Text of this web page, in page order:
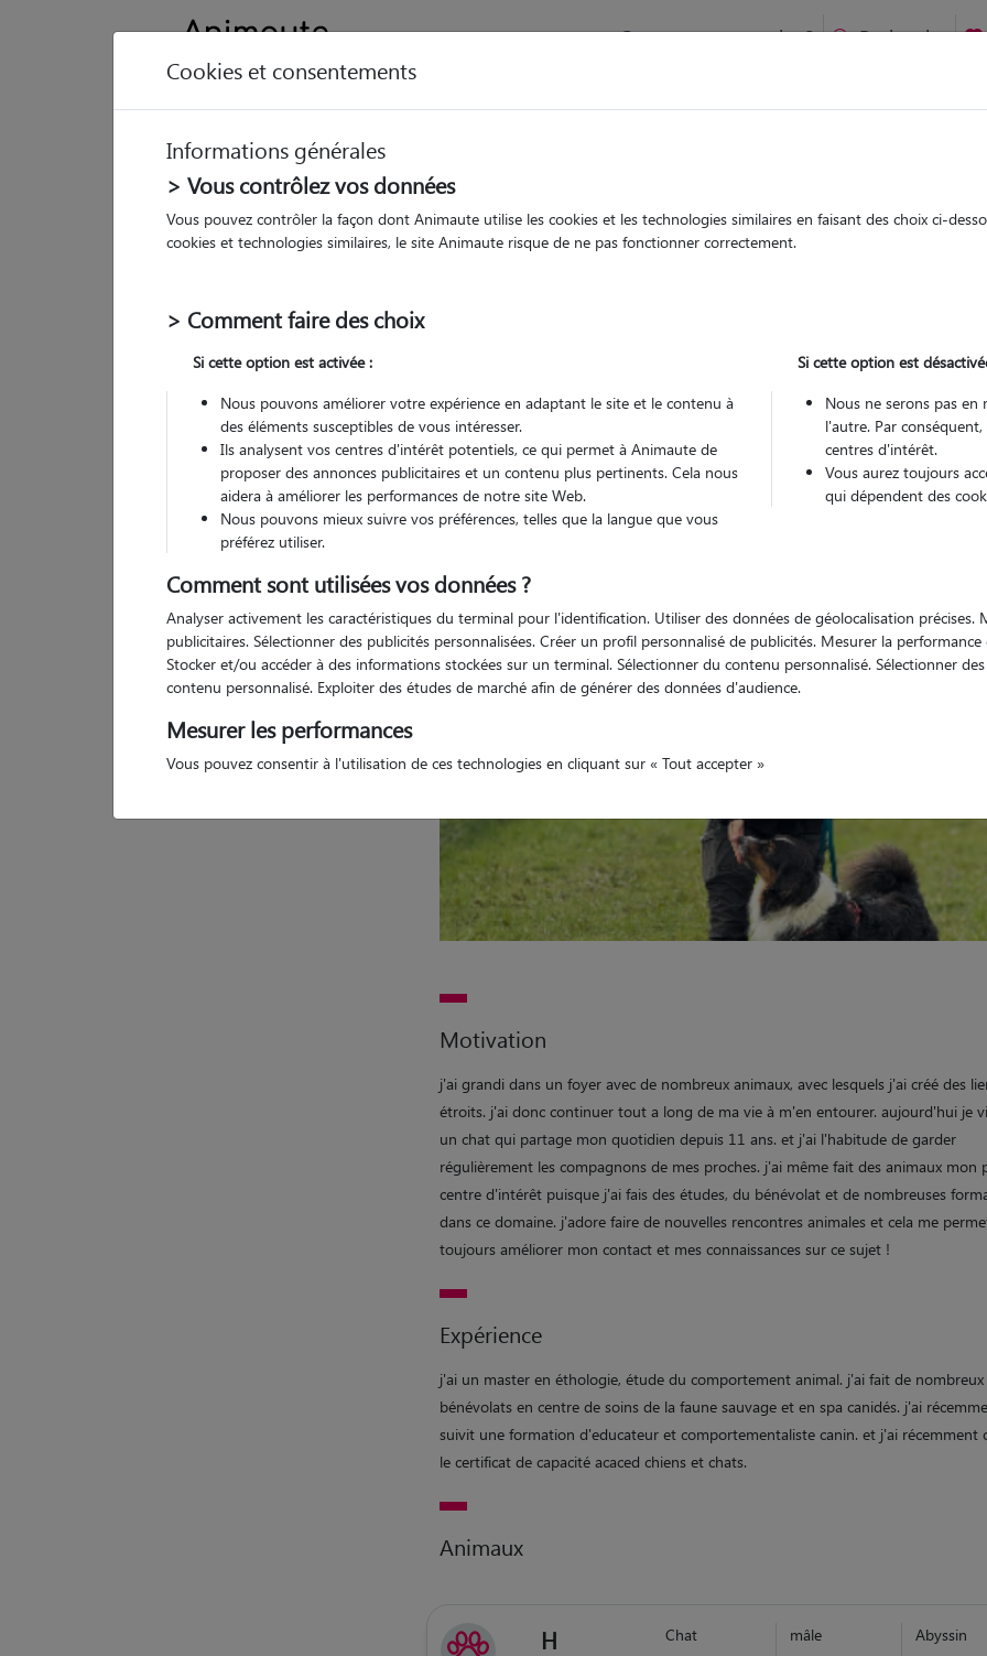
Comment ça marche ? Recherche
Constance
Motivation
j'ai grandi dans un foyer avec de nombreux animaux, avec lesquels j'ai créé des
étroits. j'ai donc continuer tout a long de ma vie à m'en entourer. aujourd'hui je
un chat qui partage mon quotidien depuis 11 ans. et j'ai l'habitude de garder
régulièrement les compagnons de mes proches. j'ai même fait des animaux mon
centre d'intérêt puisque j'ai fais des études, du bénévolat et de nombreuses
dans ce domaine. j'adore faire de nouvelles rencontres animales et cela me
toujours améliorer mon contact et mes connaissances sur ce sujet !
Expérience
j'ai un master en éthologie, étude du comportement animal. j'ai fait de nombreux
bénévolats en centre de soins de la faune sauvage et en spa canidés. j'ai
suivit une formation d'educateur et comportementaliste canin. et j'ai récemment
le certificat de capacité acaced chiens et chats.
Animaux
H Chat mâle Abyssin
Cookies et consentements
Informations générales
> Vous contrôlez vos données
Vous pouvez contrôler la façon dont Animaute utilise les cookies et les technologies similaires en faisant des choix ci-
cookies et technologies similaires, le site Animaute risque de ne pas fonctionner correctement.
> Comment faire des choix
Si cette option est activée :
Nous pouvons améliorer votre expérience en adaptant le site et le contenu à
des éléments susceptibles de vous intéresser.
Ils analysent vos centres d'intérêt potentiels, ce qui permet à Animaute de
proposer des annonces publicitaires et un contenu plus pertinents. Cela nous
aidera à améliorer les performances de notre site Web.
Nous pouvons mieux suivre vos préférences, telles que la langue que vous
préférez utiliser.
Si cette option est
Nous ne serons pas en
l'autre. Par
centres d'intérêt.
Vous aurez toujours
qui dépendent des
Comment sont utilisées vos données ?
Analyser activement les caractéristiques du terminal pour l'identification. Utiliser des données de géolocalisation précises.
publicitaires. Sélectionner des publicités personnalisées. Créer un profil personnalisé de publicités. Mesurer la
Stocker et/ou accéder à des informations stockées sur un terminal. Sélectionner du contenu personnalisé. Sélectionner
contenu personnalisé. Exploiter des études de marché afin de générer des données d'audience.
Mesurer les performances
Vous pouvez consentir à l'utilisation de ces technologies en cliquant sur « Tout accepter »